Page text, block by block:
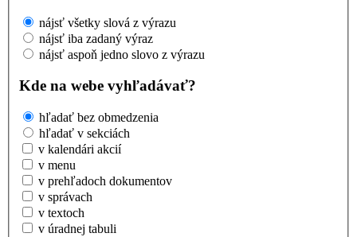
nájsť všetky slová z výrazu
nájsť iba zadaný výraz
nájsť aspoň jedno slovo z výrazu
Kde na webe vyhľadávať?
hľadať bez obmedzenia
hľadať v sekciách
v kalendári akcií
v menu
v prehľadoch dokumentov
v správach
v textoch
v úradnej tabuli